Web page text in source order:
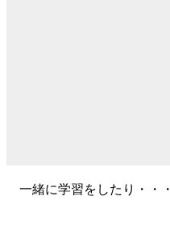
一緒に学習をしたり・・・